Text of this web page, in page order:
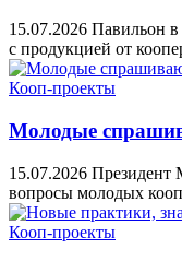
15.07.2026 Павильон
с продукцией от
Кооп-проекты
Молодые
15.07.2026 Президент
вопросы молодых
Кооп-проекты